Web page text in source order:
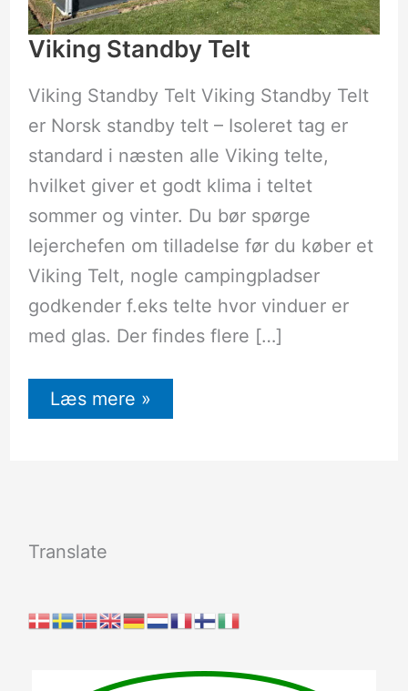
Viking Standby Telt
Viking Standby Telt Viking Standby Telt
er Norsk standby telt – Isoleret tag er
standard i næsten alle Viking telte,
hvilket giver et godt klima i teltet
sommer og vinter. Du bør spørge
lejerchefen om tilladelse før du køber et
Viking Telt, nogle campingpladser
godkender f.eks telte hvor vinduer er
med glas. Der findes flere […]
Læs mere »
Translate